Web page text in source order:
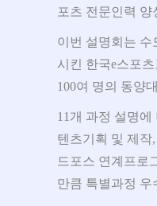
포츠 전문인력 양
이번 설명회는 수
시킨 한국e스포
100여 명의 동양
11개 과정 설명
텐츠기획 및 제작
드포스 연계프로
만큼 특별과정 우